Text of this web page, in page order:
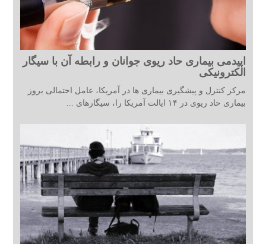
اپیدمی بیماری حاد ریوی جوانان و رابطه آن با سیگار
الکترونیکی
مرکز کنترل و پیشگیری بیماری ها در آمریکا، عامل احتمالی بروز
بیماری حاد ریوی در ۱۴ ایالت آمریکا را، سیگارهای ...